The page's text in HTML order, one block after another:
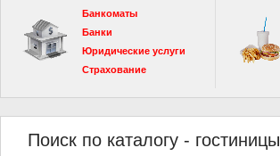
Банкоматы
Банки
Юридические услуги
Страхование
Поиск по каталогу - гостиницы